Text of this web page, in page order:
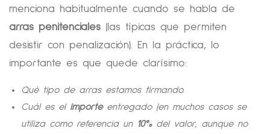
menciona habitualmente cuando se habla de
arras penitenciales (las típicas que permiten
desistir con penalización). En la práctica, lo
importante es que quede clarísimo:
Qué tipo de arras estamos firmando.
Cuál es el importeentregado (en muchos casos se
utiliza como referencia un 10%del valor, aunque no